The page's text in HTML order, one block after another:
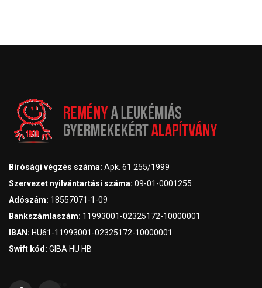
Bírósági végzés száma: Apk. 61 255/1999
Szervezet nyilvántartási száma: 09-01-0001255
Adószám: 18557071-1-09
Bankszámlaszám: 11993001-02325172-10000001
IBAN: HU61-11993001-02325172-10000001
Swift kód: GIBA HU HB